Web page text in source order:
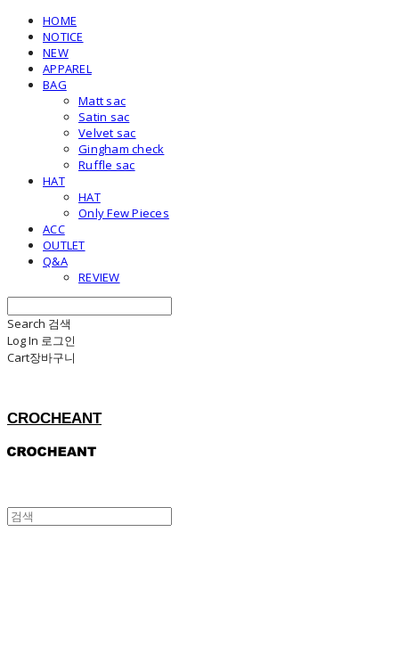
HOME
NOTICE
NEW
APPAREL
BAG
Matt sac
Satin sac
Velvet sac
Gingham check
Ruffle sac
HAT
HAT
Only Few Pieces
ACC
OUTLET
Q&A
REVIEW
Search 검색
Log In 로그인
Cart장바구니
CROCHEANT